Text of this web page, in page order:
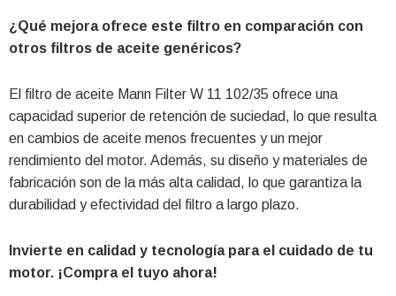
¿Qué mejora ofrece este filtro en comparación con
otros filtros de aceite genéricos?
El filtro de aceite Mann Filter W 11 102/35 ofrece una
capacidad superior de retención de suciedad, lo que resulta
en cambios de aceite menos frecuentes y un mejor
rendimiento del motor. Además, su diseño y materiales de
fabricación son de la más alta calidad, lo que garantiza la
durabilidad y efectividad del filtro a largo plazo.
Invierte en calidad y tecnología para el cuidado de tu
motor. ¡Compra el tuyo ahora!